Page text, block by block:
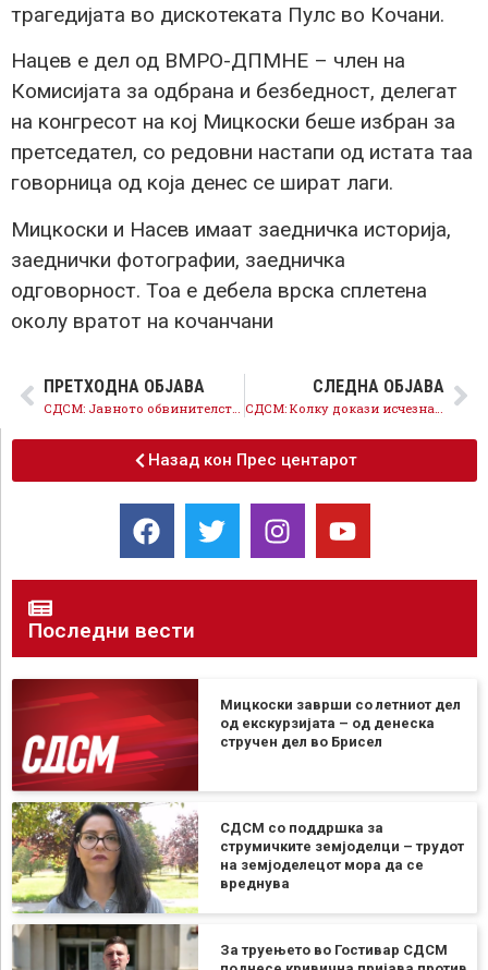
трагедијата во дискотеката Пулс во Кочани.
Нацев е дел од ВМРО-ДПМНЕ – член на
Комисијата за одбрана и безбедност, делегат
на конгресот на кој Мицкоски беше избран за
претседател, со редовни настапи од истата таа
говорница од која денес се шират лаги.
Мицкоски и Насев имаат заедничка историја,
заеднички фотографии, заедничка
одговорност. Тоа е дебела врска сплетена
околу вратот на кочанчани
ПРЕТХОДНА ОБЈАВА
СДСМ: Јавното обвинителство со денешната прес-конференција се обиде да ја релативизира одговорноста на актуелните функционери
СЛЕДНА ОБЈАВА
СДСМ: Колку докази исчезнаа додека Тошковски и Јанев ги штитеа полицајците кои сега се приведени?
Назад кон Прес центарот
Последни вести
Мицкоски заврши со летниот дел
од екскурзијата – од денеска
стручен дел во Брисел
СДСМ со поддршка за
струмичките земјоделци – трудот
на земјоделецот мора да се
вреднува
За труењето во Гостивар СДСМ